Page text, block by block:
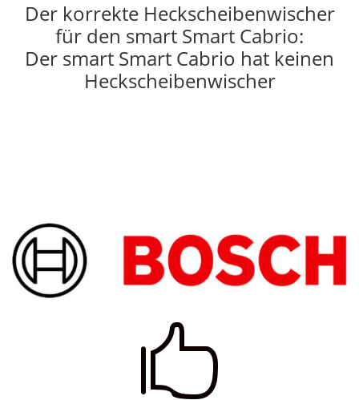
Der korrekte Heckscheibenwischer
für den smart Smart Cabrio:
Der smart Smart Cabrio hat keinen
Heckscheibenwischer
